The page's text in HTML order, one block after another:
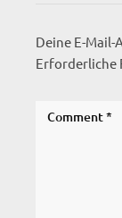
Deine E-
Erforderliche